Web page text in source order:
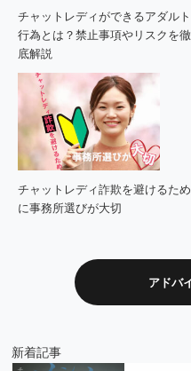
チャットレディができるアダルト
行為とは？禁止事項やリスクを徹
底解説
チャットレディ詐欺を避けるため
に事務所選びが大切
アドバ
新着記事